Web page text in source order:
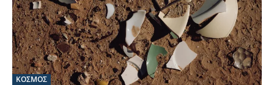
ΚΟΣΜΟΣ